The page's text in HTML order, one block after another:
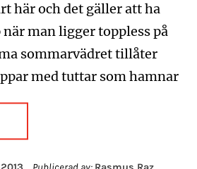
här och det gäller att ha
man ligger toppless på
sommarvädret tillåter
med tuttar som hamnar